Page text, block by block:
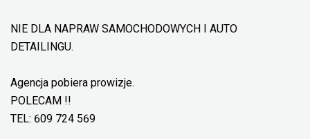
NIE DLA NAPRAW SAMOCHODOWYCH I AUTO
DETAILINGU.
Agencja pobiera prowizje.
POLECAM !!
TEL: 609 724 569